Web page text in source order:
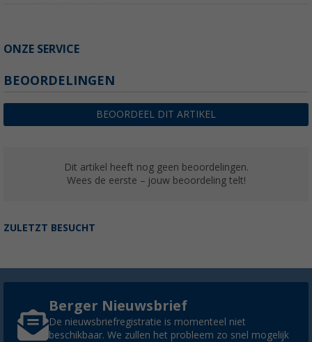
ONZE SERVICE
BEOORDELINGEN
BEOORDEEL DIT ARTIKEL
Dit artikel heeft nog geen beoordelingen.
Wees de eerste – jouw beoordeling telt!
ZULETZT BESUCHT
Berger Nieuwsbrief
De nieuwsbriefregistratie is momenteel niet
beschikbaar. We zullen het probleem zo snel mogelijk